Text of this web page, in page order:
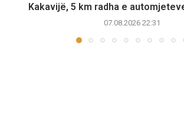
Kakavijë, 5 km radha e
07.08.2026 22:31